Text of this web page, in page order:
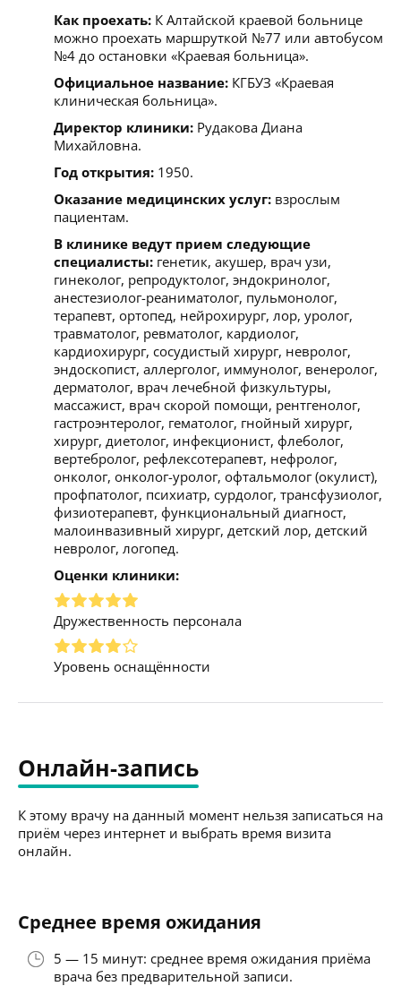
Как проехать: К Алтайской краевой больнице
можно проехать маршруткой №77 или автобусом
№4 до остановки «Краевая больница».
Официальное название: КГБУЗ «Краевая
клиническая больница».
Директор клиники: Рудакова Диана
Михайловна.
Год открытия: 1950.
Оказание медицинских услуг: взрослым
пациентам.
В клинике ведут прием следующие
специалисты: генетик, акушер, врач узи,
гинеколог, репродуктолог, эндокринолог,
анестезиолог-реаниматолог, пульмонолог,
терапевт, ортопед, нейрохирург, лор, уролог,
травматолог, ревматолог, кардиолог,
кардиохирург, сосудистый хирург, невролог,
эндоскопист, аллерголог, иммунолог, венеролог,
дерматолог, врач лечебной физкультуры,
массажист, врач скорой помощи, рентгенолог,
гастроэнтеролог, гематолог, гнойный хирург,
хирург, диетолог, инфекционист, флеболог,
вертебролог, рефлексотерапевт, нефролог,
онколог, онколог-уролог, офтальмолог (окулист),
профпатолог, психиатр, сурдолог, трансфузиолог,
физиотерапевт, функциональный диагност,
малоинвазивный хирург, детский лор, детский
невролог, логопед.
Оценки клиники:
Дружественность персонала
Уровень оснащённости
Онлайн-запись
К этому врачу на данный момент нельзя записаться на
приём через интернет и выбрать время визита
онлайн.
Среднее время ожидания
5 — 15 минут: среднее время ожидания приёма
врача без предварительной записи.